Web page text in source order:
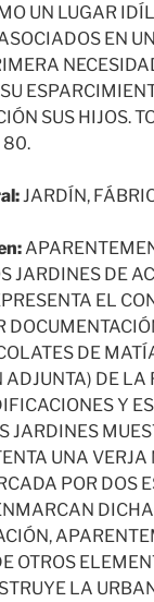
UN LUGAR
EN
SUS HIJOS.
80.
JARDÍN,
JARDINES DE
EL
DE
DE
Y
JARDINES
UNA
POR DOS
OTROS
LA